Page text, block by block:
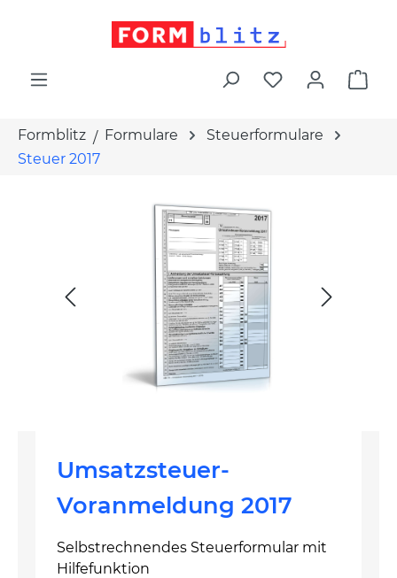
Formblitz Formulare
Steuerformulare
Steuer 2017
Umsatzsteuer-
Voranmeldung 2017
Selbstrechnendes Steuerformular mit
Hilfefunktion